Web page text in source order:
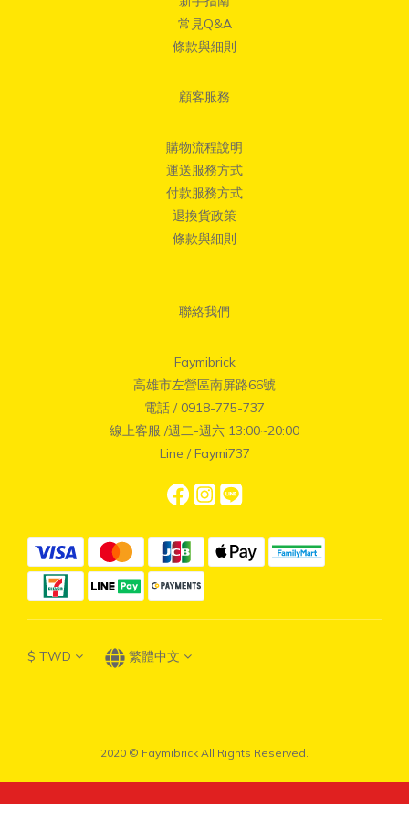
常見Q&A
條款與細則
顧客服務
購物流程說明
運送服務方式
付款服務方式
退換貨政策
條款與細則
聯絡我們
Faymibrick
高雄市左營區南屏路66號
電話 / 0918-775-737
線上客服 /週二-週六 13:00~20:00
Line / Faymi737
$ TWD 繁體中文
2020 © Faymibrick All Rights Reserved.